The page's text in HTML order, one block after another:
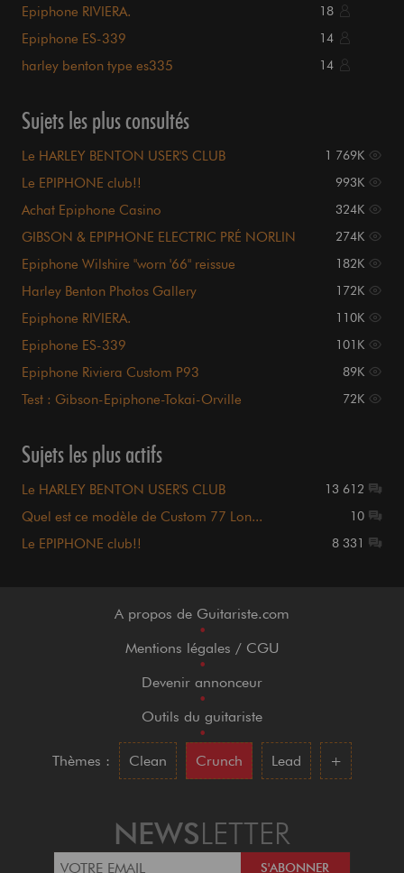
Epiphone RIVIERA. 18
Epiphone ES-339 14
harley benton type es335 14
Sujets les plus consultés
Le HARLEY BENTON USER'S CLUB 1 769K
Le EPIPHONE club!! 993K
Achat Epiphone Casino 324K
GIBSON & EPIPHONE ELECTRIC PRÉ NORLIN 274K
Epiphone Wilshire "worn '66" reissue 182K
Harley Benton Photos Gallery 172K
Epiphone RIVIERA. 110K
Epiphone ES-339 101K
Epiphone Riviera Custom P93 89K
Test : Gibson-Epiphone-Tokai-Orville 72K
Sujets les plus actifs
Le HARLEY BENTON USER'S CLUB 13 612
Quel est ce modèle de Custom 77 Lon... 10
Le EPIPHONE club!! 8 331
A propos de Guitariste.com
•
Mentions légales / CGU
•
Devenir annonceur
•
Outils du guitariste
•
Thèmes :
Clean Crunch Lead +
NEWSLETTER